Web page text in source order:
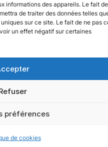
informations des appareils. Le fait de
de traiter des données telles
sur ce site. Le fait de ne pas
un effet négatif sur certaines
préférences
de cookies